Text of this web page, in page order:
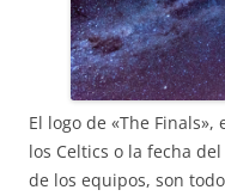
El logo de «The
los Celtics o la fecha
de los equipos, son